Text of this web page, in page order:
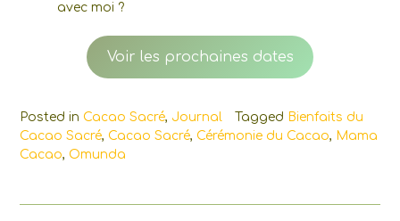
avec moi ?
Voir les prochaines dates
Posted in Cacao Sacré, Journal Tagged Bienfaits du
Cacao Sacré, Cacao Sacré, Cérémonie du Cacao, Mama
Cacao, Omunda